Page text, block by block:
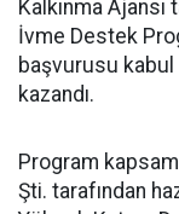
Kalkınma Ajansı
İvme Destek
başvurusu
kazandı.
Program
Şti. tarafından